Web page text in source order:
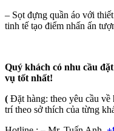
– Sọt đựng quần áo với
tinh tế tạo điểm nhấn ấn
Quý khách có nhu cầu
vụ tốt nhất!
( Đặt hàng: theo yêu cầu về
trí theo sở thích của từng